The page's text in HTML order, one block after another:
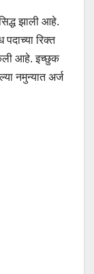
झाली आहे.
रिक्त
केली आहे. इच्छुक
नमुन्यात अर्ज